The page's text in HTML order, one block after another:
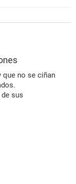
no se ciñan
sus